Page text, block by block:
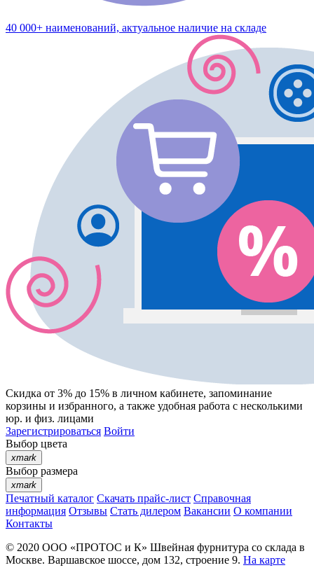
40 000+ наименований, актуальное наличие на складе
Скидка от 3% до 15% в личном кабинете, запоминание
корзины и избранного, а также удобная работа с несколькими
юр. и физ. лицами
Зарегистрироваться Войти
Выбор цвета
xmark
Выбор размера
xmark
Печатный каталог Скачать прайс-лист Справочная
информация Отзывы Стать дилером Вакансии О компании
Контакты
© 2020 ООО «ПРОТОС и К» Швейная фурнитура со склада в
Москве. Варшавское шоссе, дом 132, строение 9. На карте